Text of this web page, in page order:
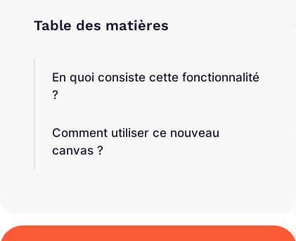
En quoi consiste cette fonctionnalité
?
Comment utiliser ce nouveau
canvas ?